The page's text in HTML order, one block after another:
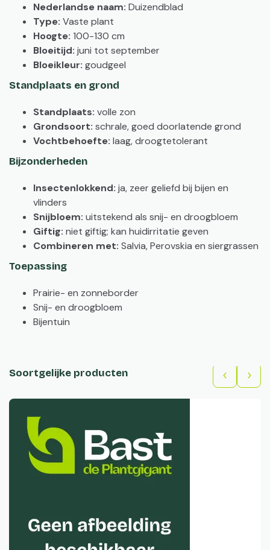
Nederlandse naam: Duizendblad
Type: Vaste plant
Hoogte: 100-130 cm
Bloeitijd: juni tot september
Bloeikleur: goudgeel
Standplaats en grond
Standplaats: volle zon
Grondsoort: schrale, goed doorlatende grond
Vochtbehoefte: laag, droogtetolerant
Bijzonderheden
Insectenlokkend: ja, zeer geliefd bij bijen en
vlinders
Snijbloem: uitstekend als snij- en droogbloem
Giftig: niet giftig; kan huidirritatie geven
Combineren met: Salvia, Perovskia en siergrassen
Toepassing
Prairie- en zonneborder
Snij- en droogbloem
Bijentuin
Soortgelijke producten